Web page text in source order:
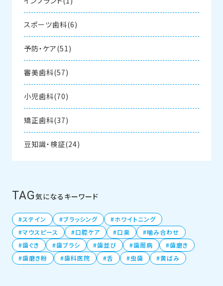
スポーツ歯科(6)
予防・ケア(51)
審美歯科(57)
小児歯科(70)
矯正歯科(37)
豆知識・検証(24)
TAG気になるキーワード
ステイン ブラッシング
ホワイトニング
マウスピース
口腔ケア 口臭
噛み合わせ
歯ぐき
歯ブラシ 歯並び 歯周病
歯磨き
歯磨き粉
歯科医院 舌 虫歯 黄ばみ